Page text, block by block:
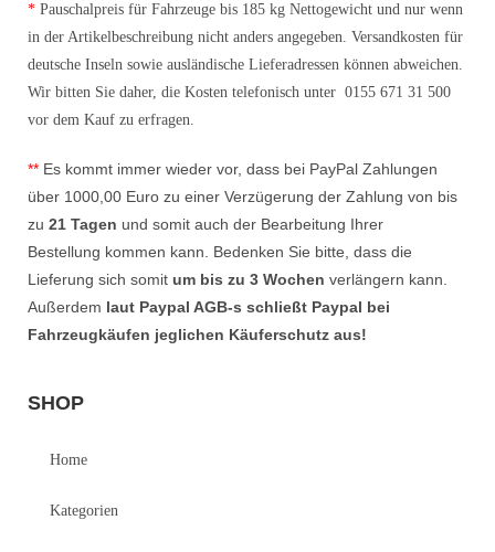
* Pauschalpreis für Fahrzeuge bis 185 kg Nettogewicht und nur wenn
in der Artikelbeschreibung nicht anders angegeben. Versandkosten für
deutsche Inseln sowie ausländische Lieferadressen können abweichen.
Wir bitten Sie daher, die Kosten telefonisch unter 0155 671 31 500
vor dem Kauf zu erfragen.
** Es kommt immer wieder vor, dass bei PayPal Zahlungen
über 1000,00 Euro zu einer Verzügerung der Zahlung von bis
zu 21 Tagen und somit auch der Bearbeitung Ihrer
Bestellung kommen kann. Bedenken Sie bitte, dass die
Lieferung sich somit um bis zu 3 Wochen verlängern kann.
Außerdem laut Paypal AGB-s schließt Paypal bei
Fahrzeugkäufen jeglichen Käuferschutz aus!
SHOP
Home
Kategorien